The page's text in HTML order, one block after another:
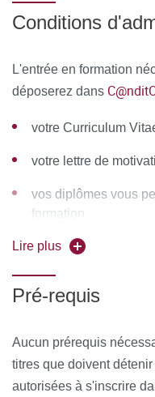
Conditions
L'entrée en formation
déposerez dans
votre Curriculum
votre lettre de
vos diplômes vous
formation
+ fiche de
Lire plus
Pré-requis
Aucun prérequis
titres que doivent
autorisées à s'inscrire